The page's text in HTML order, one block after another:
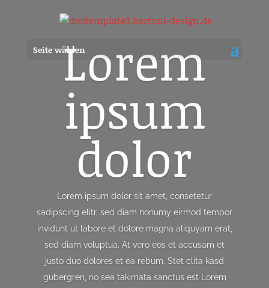
Seite wählenLorem
ipsum
dolor
Lorem ipsum dolor sit amet, consetetur
sadipscing elitr, sed diam nonumy eirmod tempor
invidunt ut labore et dolore magna aliquyam erat,
sed diam voluptua. At vero eos et accusam et
justo duo dolores et ea rebum. Stet clita kasd
gubergren, no sea takimata sanctus est Lorem